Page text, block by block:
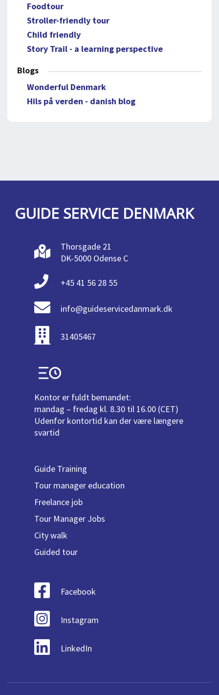
Foodtour
Stroller-friendly tour
Child friendly
Story Trail - a learning perspective
Blogs
Wonderful Denmark
Hils på verden - danish blog
GUIDE SERVICE DENMARK
Thorsgade 21
DK-5000 Odense C
+45 41 56 28 55
info@guideservicedanmark.dk
31405467
Kontor er fuldt bemandet:
mandag – fredag kl. 8.30 til 16.00 (CET)
Udenfor kontortid kan der være længere
svartid
Guide Training
Tour manager education
Freelance job
Tour Manager Jobs
City walk
Guided tour
Facebook
Instagram
LinkedIn